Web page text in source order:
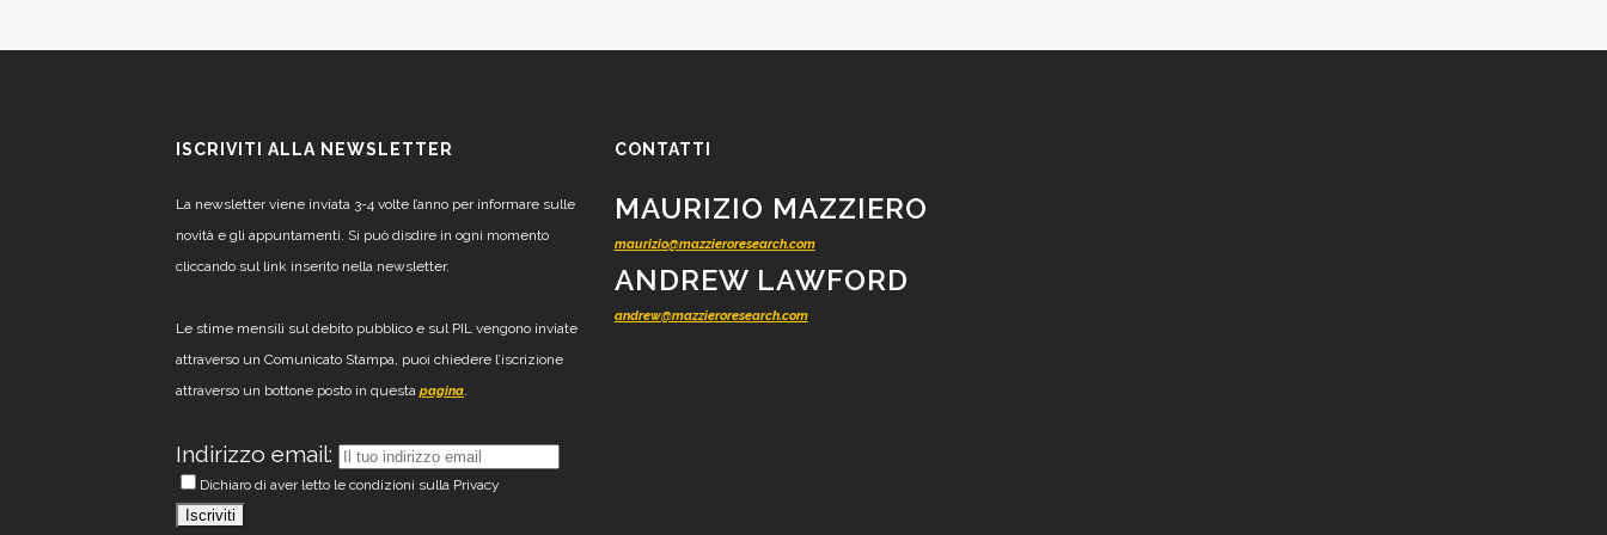
ISCRIVITI ALLA NEWSLETTER
La newsletter viene inviata 3-4 volte l’anno per informare sulle
novità e gli appuntamenti. Si può disdire in ogni momento
cliccando sul link inserito nella newsletter.
Le stime mensili sul debito pubblico e sul PIL vengono inviate
attraverso un Comunicato Stampa, puoi chiedere l’iscrizione
attraverso un bottone posto in questa pagina.
Indirizzo email:
Dichiaro di aver letto le condizioni sulla Privacy
CONTATTI
MAURIZIO MAZZIERO
maurizio@mazzieroresearch.com
ANDREW LAWFORD
andrew@mazzieroresearch.com